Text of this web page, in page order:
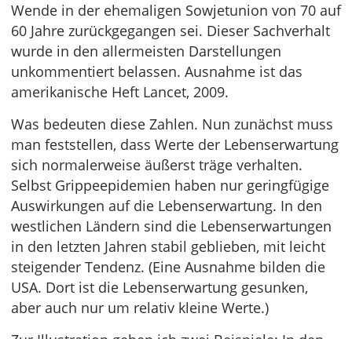
Wende in der ehemaligen Sowjetunion von 70 auf
60 Jahre zurückgegangen sei. Dieser Sachverhalt
wurde in den allermeisten Darstellungen
unkommentiert belassen. Ausnahme ist das
amerikanische Heft Lancet, 2009.
Was bedeuten diese Zahlen. Nun zunächst muss
man feststellen, dass Werte der Lebenserwartung
sich normalerweise äußerst träge verhalten.
Selbst Grippeepidemien haben nur geringfügige
Auswirkungen auf die Lebenserwartung. In den
westlichen Ländern sind die Lebenserwartungen
in den letzten Jahren stabil geblieben, mit leicht
steigender Tendenz. (Eine Ausnahme bilden die
USA. Dort ist die Lebenserwartung gesunken,
aber auch nur um relativ kleine Werte.)